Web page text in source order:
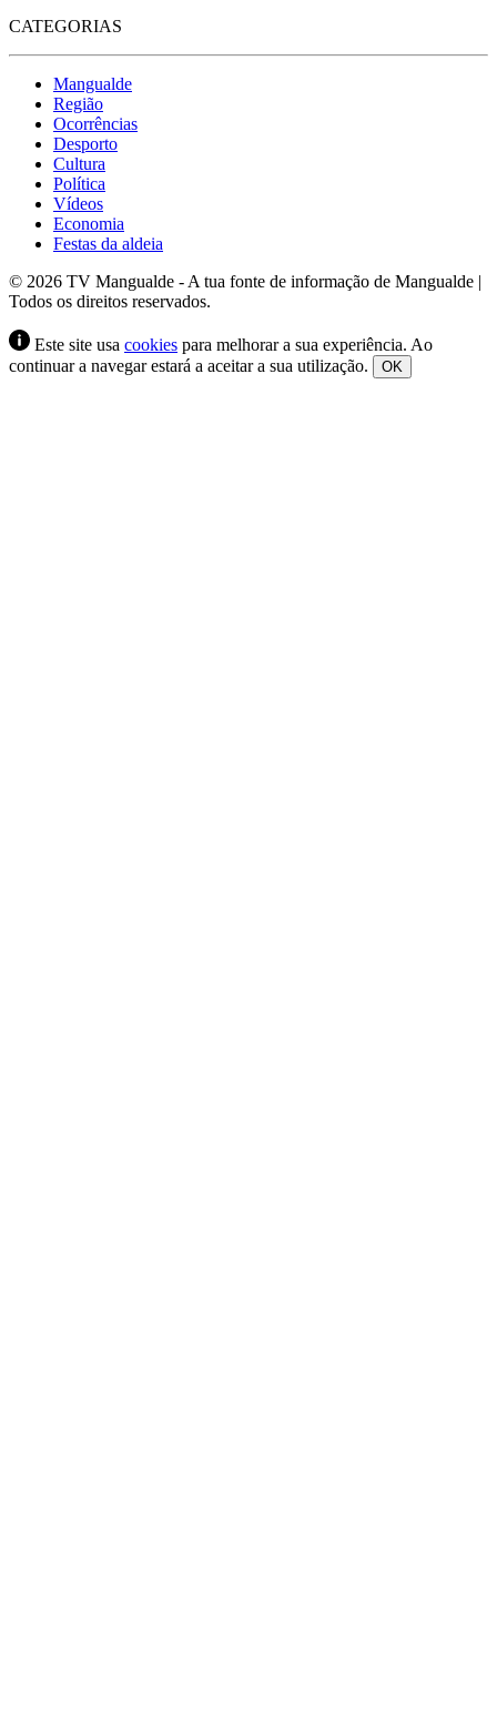
CATEGORIAS
Mangualde
Região
Ocorrências
Desporto
Cultura
Política
Vídeos
Economia
Festas da aldeia
© 2026 TV Mangualde - A tua fonte de informação de Mangualde |
Todos os direitos reservados.
Este site usa cookies para melhorar a sua experiência. Ao
continuar a navegar estará a aceitar a sua utilização.
OK